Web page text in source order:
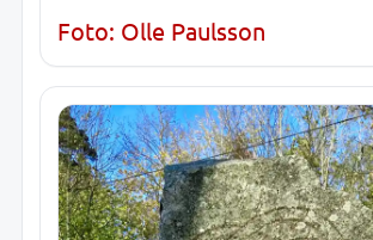
Foto: Olle Paulsson